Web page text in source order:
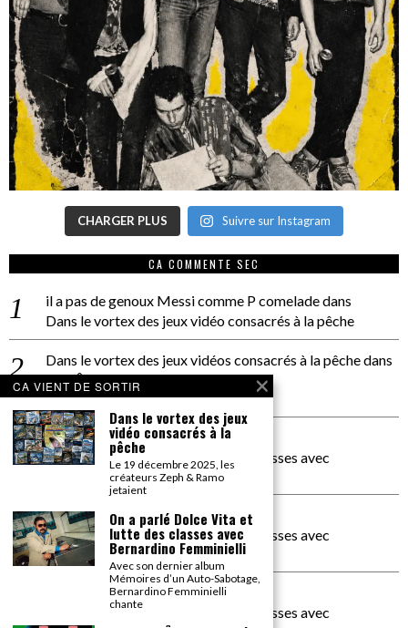
CHARGER PLUS Suivre sur Instagram
CA COMMENTE SEC
il a pas de genoux Messi comme P comeladedans
Dans le vortex des jeux vidéo consacrés à la pêche
Dans le vortex des jeux vidéos consacrés à la pêchedans
PACÔME THIELLEMENT
La séance d’Hip Gnose
La Patrie
dans
On a parlé Dolce Vita et lutte des classes avec
Bernardino Femminielli
carte noire negra à l'o tiededans
On a parlé Dolce Vita et lutte des classes avec
Bernardino Femminielli
moise et son mascarédans
On a parlé Dolce Vita et lutte des classes avec
CA VIENT DE SORTIR
Dans le vortex des jeux
vidéo consacrés à la
pêche
Le 19 décembre 2025, les
créateurs Zeph & Ramo
jetaient
On a parlé Dolce Vita et
lutte des classes avec
Bernardino Femminielli
Avec son dernier album
Mémoires d’un Auto-Sabotage,
Bernardino Femminielli
chante